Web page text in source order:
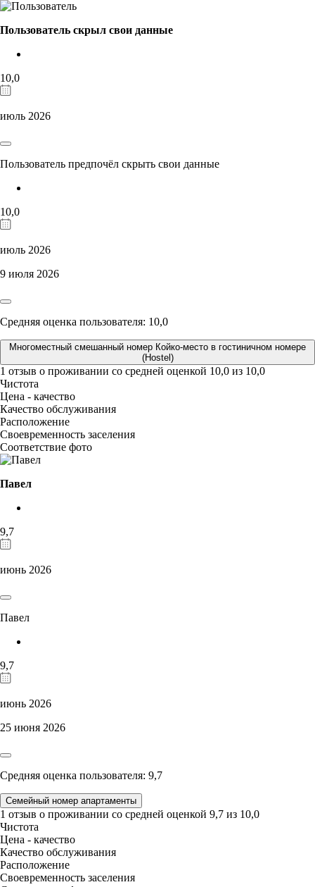
Пользователь скрыл свои данные
10,0
июль 2026
Пользователь предпочёл скрыть свои данные
10,0
июль 2026
9 июля 2026
Средняя оценка пользователя: 10,0
Многоместный смешанный номер Койко-место в гостиничном номере
(Hostel)
1 отзыв о проживании со средней оценкой 10,0 из 10,0
Чистота
Цена - качество
Качество обслуживания
Расположение
Своевременность заселения
Соответствие фото
Павел
9,7
июнь 2026
Павел
9,7
июнь 2026
25 июня 2026
Средняя оценка пользователя: 9,7
Семейный номер апартаменты
1 отзыв о проживании со средней оценкой 9,7 из 10,0
Чистота
Цена - качество
Качество обслуживания
Расположение
Своевременность заселения